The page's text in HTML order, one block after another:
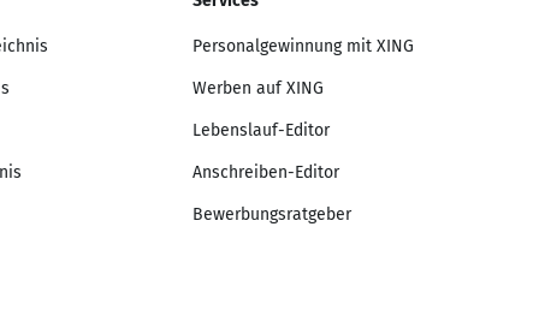
Personalgewinnung mit XING
Werben auf XING
Lebenslauf-Editor
Anschreiben-Editor
Bewerbungsratgeber